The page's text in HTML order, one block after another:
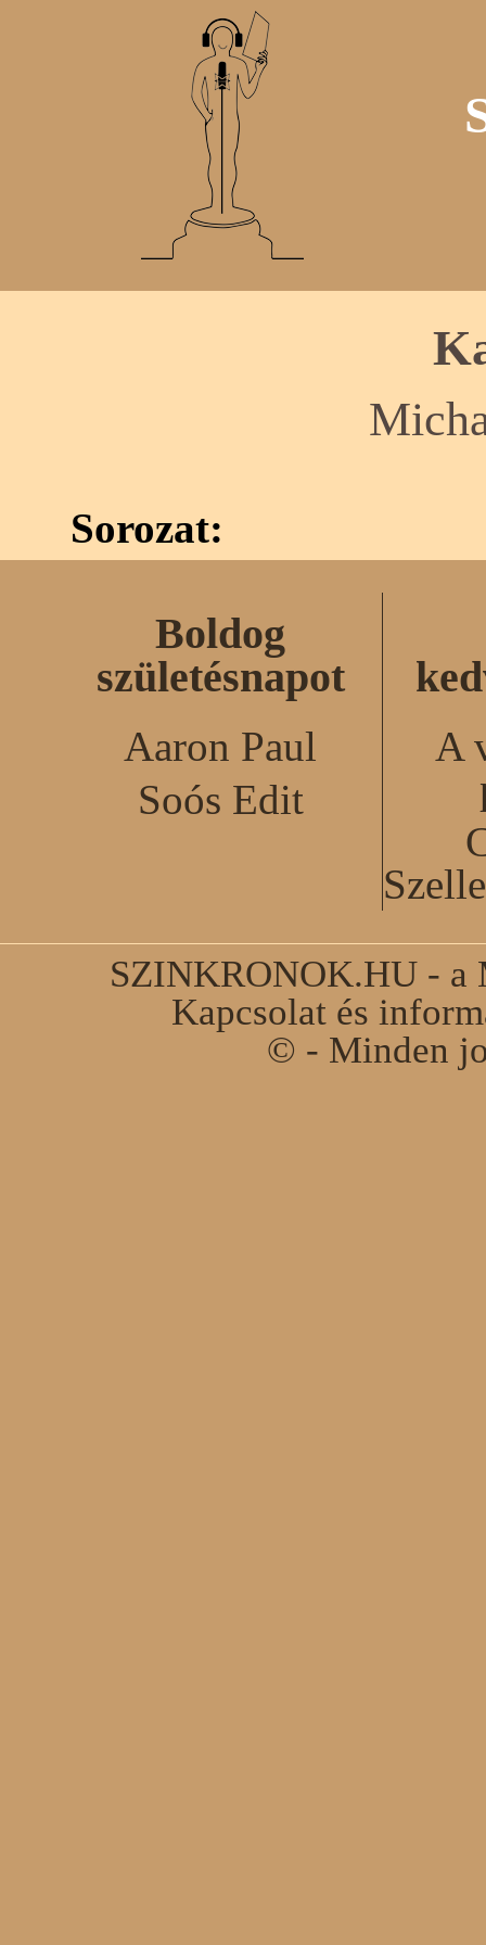
Sorozat:
Boldog
születésnapot
Aaron Paul
Soós Edit
A
SZINKRONOK.HU - a
Kapcsolat és
© - Minden